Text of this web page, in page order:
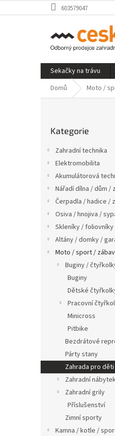
na
603579047
Sekačky na trávu
Domů
Moto /
kategorie
Kategorie
Zahradní technika
Elektromobilita
Akumulátorová
Nářadí dílna / dům /
Čerpadla / hadice /
Osiva / hnojiva /
Skleníky / foliovníky
Altány / domky /
Moto / sport /
Buginy /
Buginy
Dětské
Pracovní
Minicross
Pitbike
Bezdrátové
Párty stany
Zahrada pro děti
Zahradní
Zahradní grily
Příslušenství
Zimní sporty
Kamna / kotle /